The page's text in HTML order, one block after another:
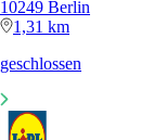
10249 Berlin
1,31 km
geschlossen